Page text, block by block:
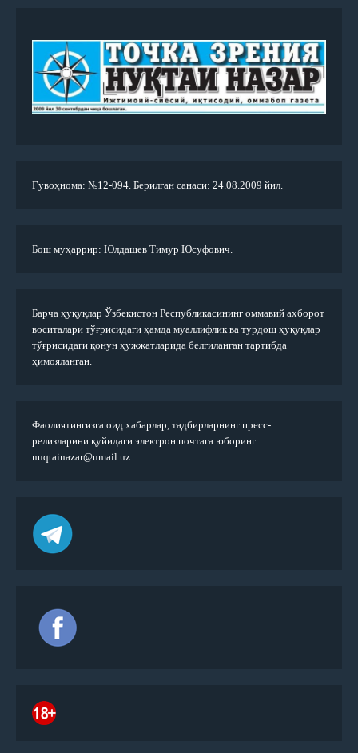
Гувоҳнома: №12-094. Берилган санаси: 24.08.2009 йил.
Бош муҳаррир: Юлдашев Тимур Юсуфович.
Барча ҳуқуқлар Ўзбекистон Республикасининг оммавий ахборот
воситалари тўғрисидаги ҳамда муаллифлик ва турдош ҳуқуқлар
тўғрисидаги қонун ҳужжатларида белгиланган тартибда
ҳимояланган.
Фаолиятингизга оид хабарлар, тадбирларнинг пресс-
релизларини қуйидаги электрон почтага юборинг:
nuqtainazar@umail.uz.